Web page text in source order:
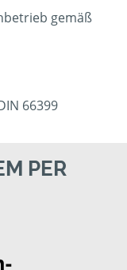
gemäß
66399
PER